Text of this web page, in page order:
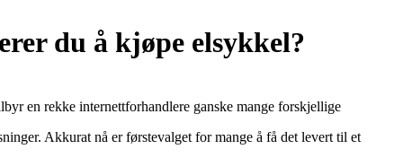
du å kjøpe elsykkel?
en rekke internettforhandlere ganske mange forskjellige
Akkurat nå er førstevalget for mange å få det levert til et